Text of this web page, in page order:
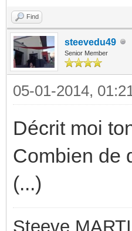
Find
steevedu49
Senior Member
05-01-2014,
Décrit moi
Combien de
(...)
Steeve